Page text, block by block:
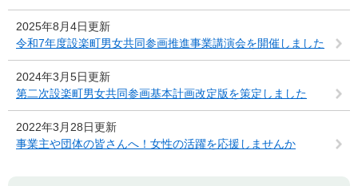
2025年8月4日更新
令和7年度設楽町男女共同参画推進事業講演会を開催しました
2024年3月5日更新
第二次設楽町男女共同参画基本計画改定版を策定しました
2022年3月28日更新
事業主や団体の皆さんへ！女性の活躍を応援しませんか